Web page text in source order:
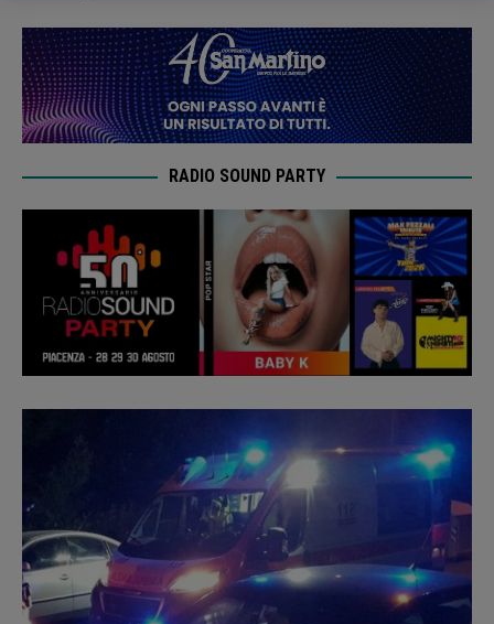
RADIO SOUND PARTY